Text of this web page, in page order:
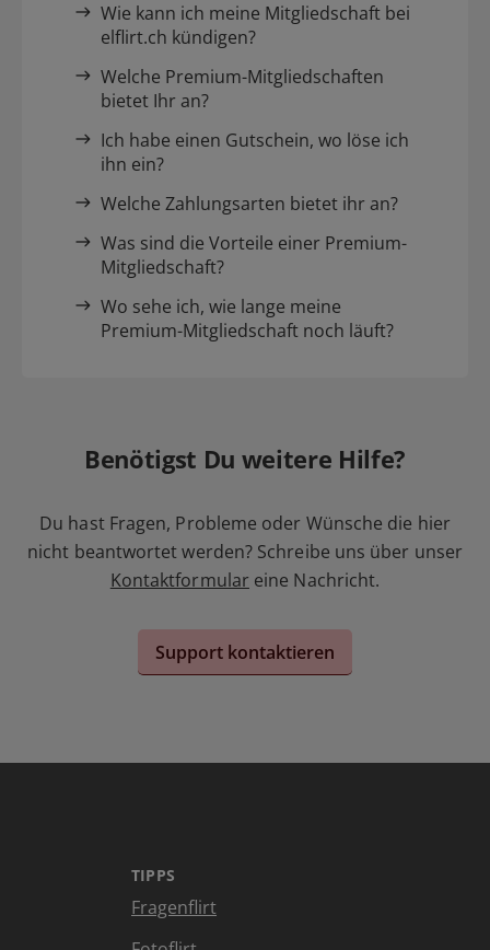
Wie kann ich meine Mitgliedschaft bei
elflirt.ch kündigen?
Welche Premium-Mitgliedschaften
bietet Ihr an?
Ich habe einen Gutschein, wo löse ich
ihn ein?
Welche Zahlungsarten bietet ihr an?
Was sind die Vorteile einer Premium-
Mitgliedschaft?
Wo sehe ich, wie lange meine
Premium-Mitgliedschaft noch läuft?
Benötigst Du weitere Hilfe?
Du hast Fragen, Probleme oder Wünsche die hier
nicht beantwortet werden? Schreibe uns über unser
Kontaktformular eine Nachricht.
Support kontaktieren
TIPPS
Fragenflirt